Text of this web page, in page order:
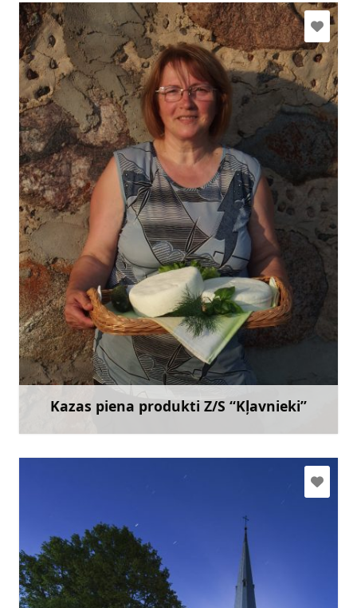
Kazas piena produkti Z/S “Kļavnieki”
klavnieki@gmail.com
+371 26486248
Doties
Uzzināt vairāk